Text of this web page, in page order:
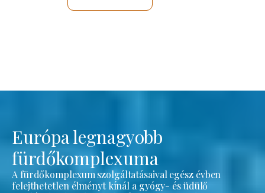
Európa legnagyobb
fürdőkomplexuma
A fürdőkomplexum szolgáltatásaival egész évben
felejthetetlen élményt kínál a gyógy- és üdülő